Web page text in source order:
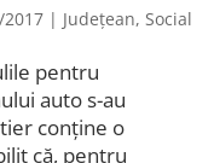
| Județean, Social
pentru
auto s-au
conține o
că, pentru